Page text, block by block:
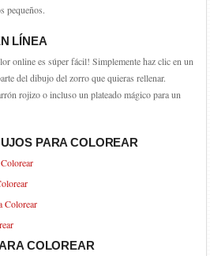
pequeños.
LÍNEA
online es súper fácil! Simplemente haz clic en un
del dibujo del zorro que quieras rellenar.
rojizo o incluso un plateado mágico para un
PARA COLOREAR
Colorear
COLOREAR